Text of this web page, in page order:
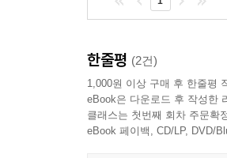
한줄평 (2건)
1,000원 이상 구매 후 한줄평
eBook은 다운로드 후 작성한
클래스는 첫번째 회차 주문확
eBook 페이백, CD/LP, DVD/